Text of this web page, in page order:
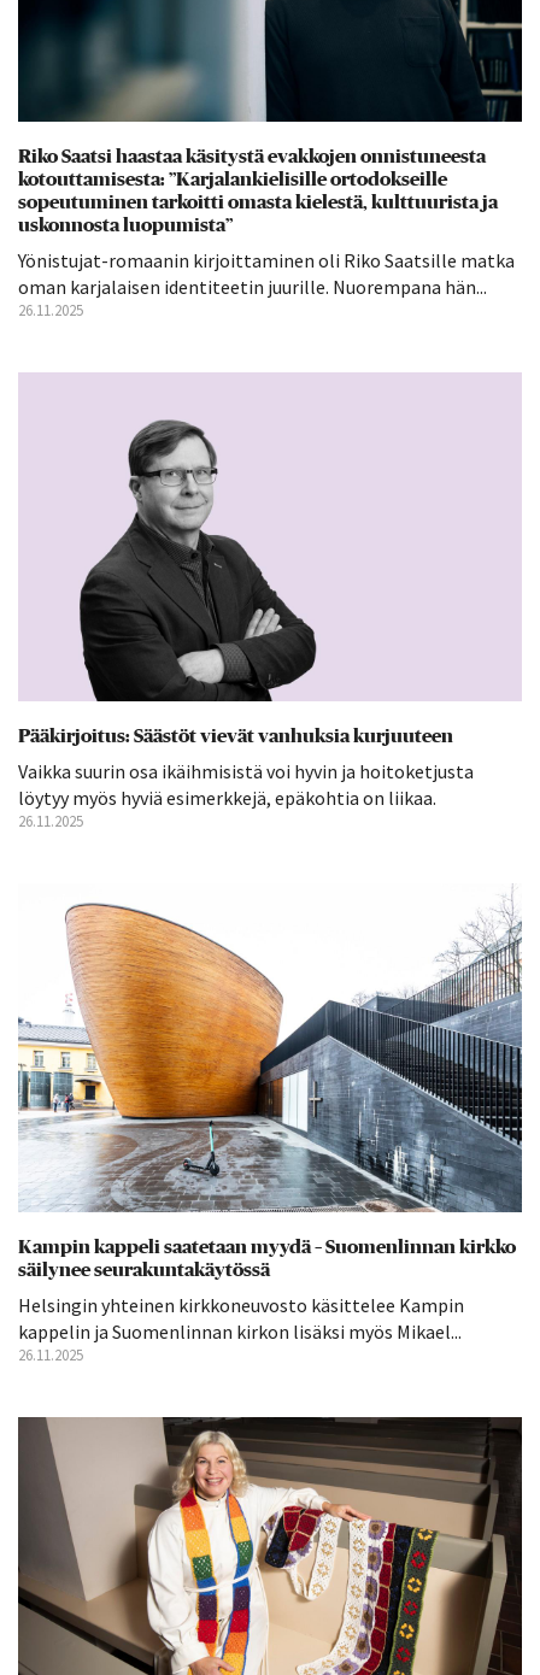
Riko Saatsi haastaa käsitystä evakkojen onnistuneesta
kotouttamisesta: ”Karjalankielisille ortodokseille
sopeutuminen tarkoitti omasta kielestä, kulttuurista ja
uskonnosta luopumista”
Yönistujat-romaanin kirjoittaminen oli Riko Saatsille matka
oman karjalaisen identiteetin juurille. Nuorempana hän...
26.11.2025
Pääkirjoitus: Säästöt vievät vanhuksia kurjuuteen
Vaikka suurin osa ikäihmisistä voi hyvin ja hoitoketjusta
löytyy myös hyviä esimerkkejä, epäkohtia on liikaa.
26.11.2025
Kampin kappeli saatetaan myydä – Suomenlinnan kirkko
säilynee seurakuntakäytössä
Helsingin yhteinen kirkkoneuvosto käsittelee Kampin
kappelin ja Suomenlinnan kirkon lisäksi myös Mikael...
26.11.2025